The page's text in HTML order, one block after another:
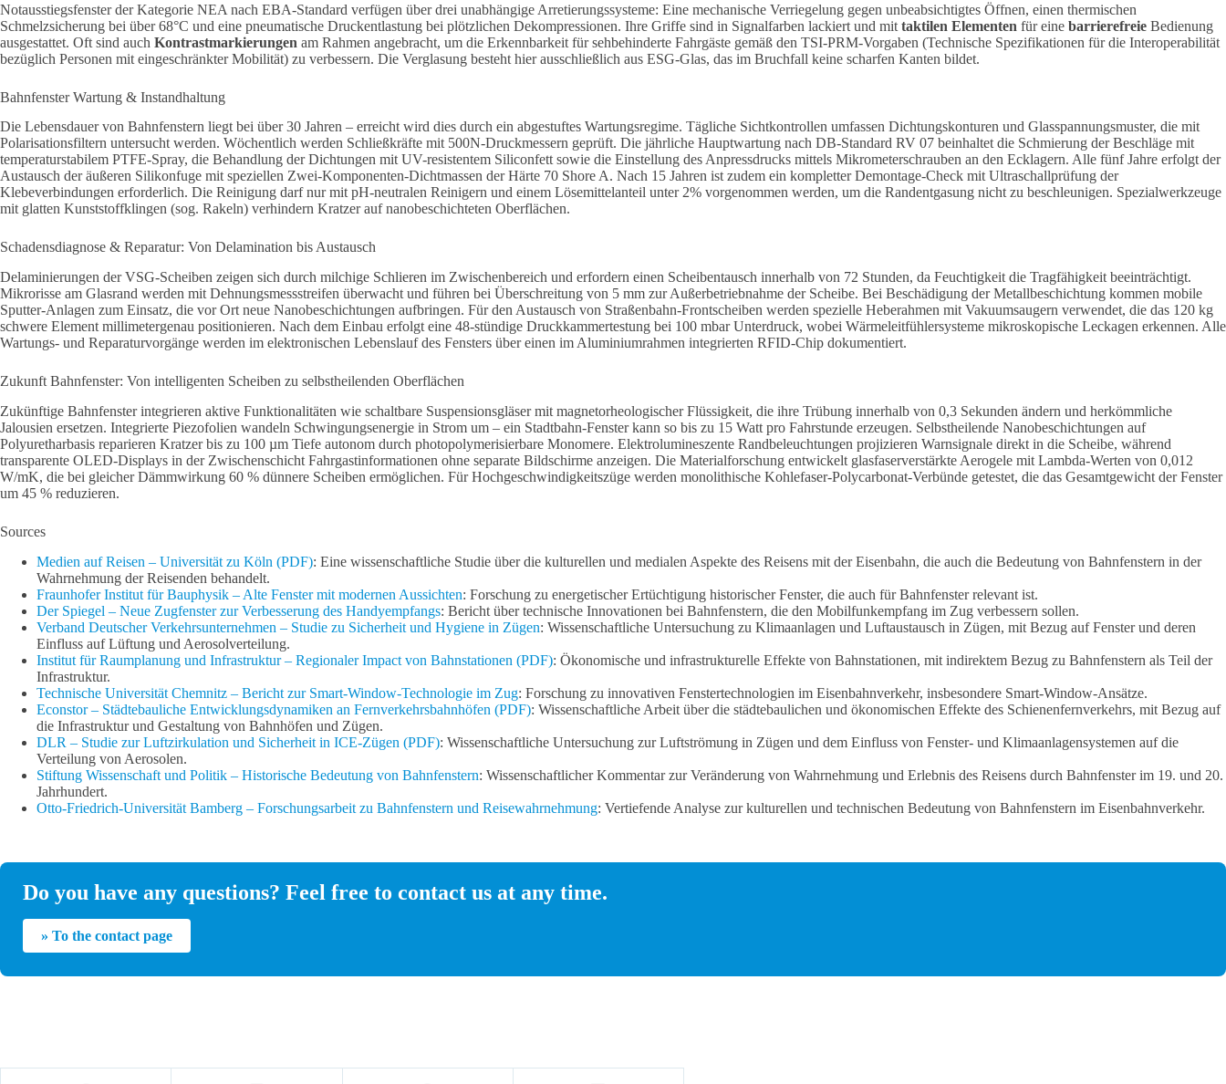
Notausstiegsfenster der Kategorie NEA nach EBA-Standard verfügen über drei unabhängige Arretierungssysteme: Eine mechanische Verriegelung gegen unbeabsichtigtes Öffnen, einen thermischen
Schmelzsicherung bei über 68°C und eine pneumatische Druckentlastung bei plötzlichen Dekompressionen. Ihre Griffe sind in Signalfarben lackiert und mit taktilen Elementen für eine barrierefreie Bedienung
ausgestattet. Oft sind auch Kontrastmarkierungen am Rahmen angebracht, um die Erkennbarkeit für sehbehinderte Fahrgäste gemäß den TSI-PRM-Vorgaben (Technische Spezifikationen für die Interoperabilität
bezüglich Personen mit eingeschränkter Mobilität) zu verbessern. Die Verglasung besteht hier ausschließlich aus ESG-Glas, das im Bruchfall keine scharfen Kanten bildet.
Bahnfenster Wartung & Instandhaltung
Die Lebensdauer von Bahnfenstern liegt bei über 30 Jahren – erreicht wird dies durch ein abgestuftes Wartungsregime. Tägliche Sichtkontrollen umfassen Dichtungskonturen und Glasspannungsmuster, die mit
Polarisationsfiltern untersucht werden. Wöchentlich werden Schließkräfte mit 500N-Druckmessern geprüft. Die jährliche Hauptwartung nach DB-Standard RV 07 beinhaltet die Schmierung der Beschläge mit
temperaturstabilem PTFE-Spray, die Behandlung der Dichtungen mit UV-resistentem Siliconfett sowie die Einstellung des Anpressdrucks mittels Mikrometerschrauben an den Ecklagern. Alle fünf Jahre erfolgt der
Austausch der äußeren Silikonfuge mit speziellen Zwei-Komponenten-Dichtmassen der Härte 70 Shore A. Nach 15 Jahren ist zudem ein kompletter Demontage-Check mit Ultraschallprüfung der
Klebeverbindungen erforderlich. Die Reinigung darf nur mit pH-neutralen Reinigern und einem Lösemittelanteil unter 2% vorgenommen werden, um die Randentgasung nicht zu beschleunigen. Spezialwerkzeuge
mit glatten Kunststoffklingen (sog. Rakeln) verhindern Kratzer auf nanobeschichteten Oberflächen.
Schadensdiagnose & Reparatur: Von Delamination bis Austausch
Delaminierungen der VSG-Scheiben zeigen sich durch milchige Schlieren im Zwischenbereich und erfordern einen Scheibentausch innerhalb von 72 Stunden, da Feuchtigkeit die Tragfähigkeit beeinträchtigt.
Mikrorisse am Glasrand werden mit Dehnungsmessstreifen überwacht und führen bei Überschreitung von 5 mm zur Außerbetriebnahme der Scheibe. Bei Beschädigung der Metallbeschichtung kommen mobile
Sputter-Anlagen zum Einsatz, die vor Ort neue Nanobeschichtungen aufbringen. Für den Austausch von Straßenbahn-Frontscheiben werden spezielle Heberahmen mit Vakuumsaugern verwendet, die das 120 kg
schwere Element millimetergenau positionieren. Nach dem Einbau erfolgt eine 48-stündige Druckkammertestung bei 100 mbar Unterdruck, wobei Wärmeleitfühlersysteme mikroskopische Leckagen erkennen. Alle
Wartungs- und Reparaturvorgänge werden im elektronischen Lebenslauf des Fensters über einen im Aluminiumrahmen integrierten RFID-Chip dokumentiert.
Zukunft Bahnfenster: Von intelligenten Scheiben zu selbstheilenden Oberflächen
Zukünftige Bahnfenster integrieren aktive Funktionalitäten wie schaltbare Suspensionsgläser mit magnetorheologischer Flüssigkeit, die ihre Trübung innerhalb von 0,3 Sekunden ändern und herkömmliche
Jalousien ersetzen. Integrierte Piezofolien wandeln Schwingungsenergie in Strom um – ein Stadtbahn-Fenster kann so bis zu 15 Watt pro Fahrstunde erzeugen. Selbstheilende Nanobeschichtungen auf
Polyuretharbasis reparieren Kratzer bis zu 100 µm Tiefe autonom durch photopolymerisierbare Monomere. Elektrolumineszente Randbeleuchtungen projizieren Warnsignale direkt in die Scheibe, während
transparente OLED-Displays in der Zwischenschicht Fahrgastinformationen ohne separate Bildschirme anzeigen. Die Materialforschung entwickelt glasfaserverstärkte Aerogele mit Lambda-Werten von 0,012
W/mK, die bei gleicher Dämmwirkung 60 % dünnere Scheiben ermöglichen. Für Hochgeschwindigkeitszüge werden monolithische Kohlefaser-Polycarbonat-Verbünde getestet, die das Gesamtgewicht der Fenster
um 45 % reduzieren.
Sources
Medien auf Reisen – Universität zu Köln (PDF): Eine wissenschaftliche Studie über die kulturellen und medialen Aspekte des Reisens mit der Eisenbahn, die auch die Bedeutung von Bahnfenstern in der
Wahrnehmung der Reisenden behandelt.
Fraunhofer Institut für Bauphysik – Alte Fenster mit modernen Aussichten: Forschung zu energetischer Ertüchtigung historischer Fenster, die auch für Bahnfenster relevant ist.
Der Spiegel – Neue Zugfenster zur Verbesserung des Handyempfangs: Bericht über technische Innovationen bei Bahnfenstern, die den Mobilfunkempfang im Zug verbessern sollen.
Verband Deutscher Verkehrsunternehmen – Studie zu Sicherheit und Hygiene in Zügen: Wissenschaftliche Untersuchung zu Klimaanlagen und Luftaustausch in Zügen, mit Bezug auf Fenster und deren
Einfluss auf Lüftung und Aerosolverteilung.
Institut für Raumplanung und Infrastruktur – Regionaler Impact von Bahnstationen (PDF): Ökonomische und infrastrukturelle Effekte von Bahnstationen, mit indirektem Bezug zu Bahnfenstern als Teil der
Infrastruktur.
Technische Universität Chemnitz – Bericht zur Smart-Window-Technologie im Zug: Forschung zu innovativen Fenstertechnologien im Eisenbahnverkehr, insbesondere Smart-Window-Ansätze.
Econstor – Städtebauliche Entwicklungsdynamiken an Fernverkehrsbahnhöfen (PDF): Wissenschaftliche Arbeit über die städtebaulichen und ökonomischen Effekte des Schienenfernverkehrs, mit Bezug auf
die Infrastruktur und Gestaltung von Bahnhöfen und Zügen.
DLR – Studie zur Luftzirkulation und Sicherheit in ICE-Zügen (PDF): Wissenschaftliche Untersuchung zur Luftströmung in Zügen und dem Einfluss von Fenster- und Klimaanlagensystemen auf die
Verteilung von Aerosolen.
Stiftung Wissenschaft und Politik – Historische Bedeutung von Bahnfenstern: Wissenschaftlicher Kommentar zur Veränderung von Wahrnehmung und Erlebnis des Reisens durch Bahnfenster im 19. und 20.
Jahrhundert.
Otto-Friedrich-Universität Bamberg – Forschungsarbeit zu Bahnfenstern und Reisewahrnehmung: Vertiefende Analyse zur kulturellen und technischen Bedeutung von Bahnfenstern im Eisenbahnverkehr.
Do you have any questions? Feel free to contact us at any time.
» To the contact page